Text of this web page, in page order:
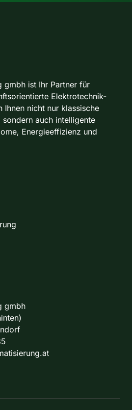
gmbh ist Ihr Partner für
Elektrotechnik-
Ihnen nicht nur klassische
auch intelligente
Energieeffizienz und
gmbh